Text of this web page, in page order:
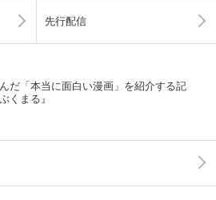
先行配信
だ「本当に面白い漫画」を紹介する記
くまる』